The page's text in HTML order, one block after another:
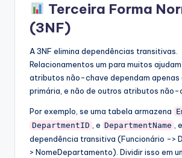
Terceira Forma
(3NF)
A 3NF elimina dependências transitivas.
Relacionamentos um para muitos
atributos não-chave dependam apenas
primária, e não de outros atributos não-
Por exemplo, se uma tabela armazena
DepartmentID , e DepartmentName ,
dependência transitiva (Funcionário ->
> NomeDepartamento). Dividir isso em